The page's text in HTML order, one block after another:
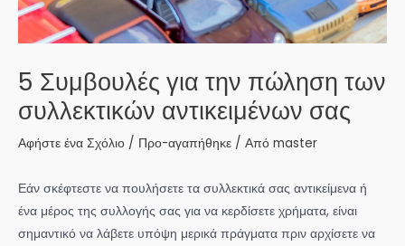
5 Συμβουλές για την πώληση των
συλλεκτικών αντικειμένων σας
Αφήστε ένα Σχόλιο / Προ-αγαπήθηκε / Από master
Εάν σκέφτεστε να πουλήσετε τα συλλεκτικά σας αντικείμενα ή
ένα μέρος της συλλογής σας για να κερδίσετε χρήματα, είναι
σημαντικό να λάβετε υπόψη μερικά πράγματα πριν αρχίσετε να